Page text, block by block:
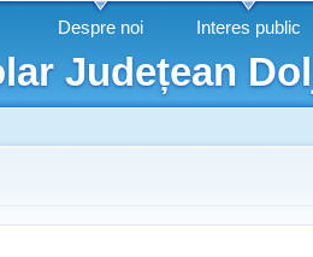
Județean
Despre noi Interes public